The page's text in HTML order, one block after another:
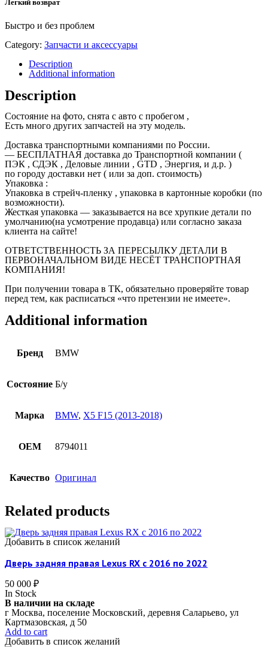
Легкий возврат
Быстро и без проблем
Category: Запчасти и аксессуары
Description
Additional information
Description
Состояние на фото, снята с авто с пробегом ,
Есть много других запчастей на эту модель.
Доставка транспортными компаниями по России.
— БЕСПЛАТНАЯ доставка до Транспортной компании (
ПЭК , СДЭК , Деловые линии , GTD , Энергия, и д.р. )
по городу доставки нет ( или за доп. стоимость)
Упаковка :
Упаковка в стрейч-пленку , упаковка в картонные коробки (по
возможности).
Жесткая упаковка — заказывается на все хрупкие детали по
умолчанию(на усмотрение продавца) или согласно заказа
клиента на сайте!
ОТВЕТСТВЕННОСТЬ ЗА ПЕРЕСЫЛКУ ДЕТАЛИ В
ПЕРВОНАЧАЛЬНОМ ВИДЕ НЕСЁТ ТРАНСПОРТНАЯ
КОМПАНИЯ!
При получении товара в ТК, обязательно проверяйте товар
перед тем, как расписаться «что претензии не имеете».
Additional information
Бренд BMW
Состояние Б/у
Марка BMW, X5 F15 (2013-2018)
OEM 8794011
Качество Оригинал
Related products
Добавить в список желаний
Дверь задняя правая Lexus RX c 2016 по 2022
50 000 ₽
In Stock
В наличии на складе
г Москва, поселение Московский, деревня Саларьево, ул
Картмазовская, д 50
Add to cart
Добавить в список желаний